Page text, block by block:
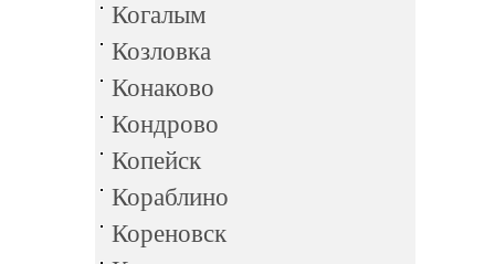
Когалым
Козловка
Конаково
Кондрово
Копейск
Кораблино
Кореновск